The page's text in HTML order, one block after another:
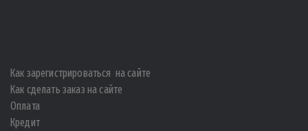
Как зарегистрироваться на сайте
Как сделать заказ на сайте
Оплата
Кредит